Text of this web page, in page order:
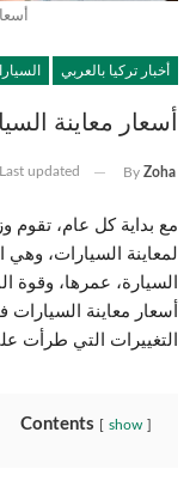
أخبار تركيا بالعربي
أسعار معاينة
By Zoha
Last updated
مع بداية كل عام، تقوم
لمعاينة السيارات، وهي
السيارة، عمرها،
التغييرات التي طرأت
Contents show